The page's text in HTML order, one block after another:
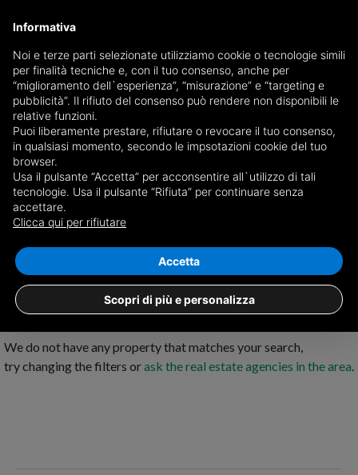
Receive a copy of the newspaper by mail
Choose newspaper
No results for
Melito Irpino
We do not have any property that matches your search,
try changing the filters orask the real estate agencies in the area.
Informativa
Noi e terze parti selezionate utilizziamo cookie o tecnologie simili
per finalità tecniche e, con il tuo consenso, anche per
“miglioramento dell`esperienza”, “misurazione” e “targeting e
pubblicità”. Il rifiuto del consenso può rendere non disponibili le
relative funzioni.
Puoi liberamente prestare, rifiutare o revocare il tuo consenso,
in qualsiasi momento, secondo le impsotazioni cookie del tuo
browser.
Usa il pulsante “Accetta” per acconsentire all`utilizzo di tali
tecnologie. Usa il pulsante “Rifiuta” per continuare senza
accettare.
Clicca qui per rifiutare
Scopri di più e personalizza
Accetta